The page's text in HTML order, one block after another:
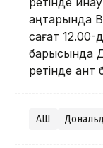
қаңтарында
сағат 12.00-
барысында
ретінде ант
АҚШ